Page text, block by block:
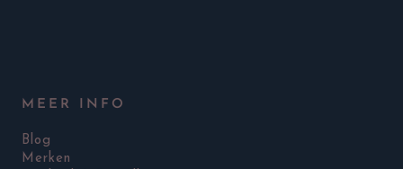
MEER INFO
Blog
Merken